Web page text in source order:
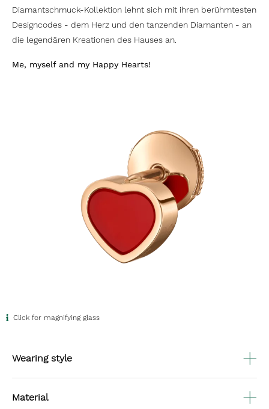
Diamantschmuck-Kollektion lehnt sich mit ihren berühmtesten
Designcodes - dem Herz und den tanzenden Diamanten - an
die legendären Kreationen des Hauses an.
Me, myself and my Happy Hearts!
Click for magnifying glass
Wearing style
Material